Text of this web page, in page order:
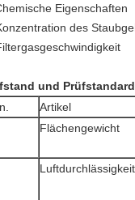
Eigenschaften
des
und Prüfstandard
Artikel
Flächengewicht
Luftdurchlässigkeit